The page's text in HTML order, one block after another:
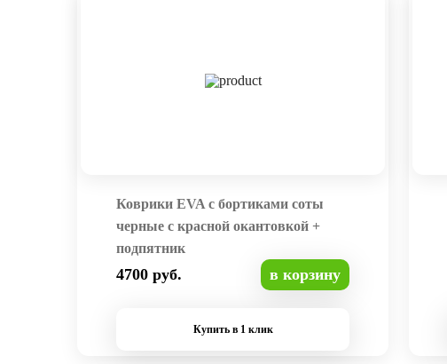
Коврики EVA с бортиками соты
черные с красной окантовкой +
подпятник
4700 руб. в корзину
Купить в 1 клик